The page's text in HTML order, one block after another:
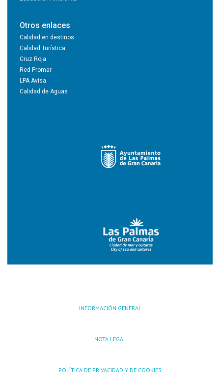
Otros enlaces
Calidad en destinos
Calidad Turística
Cruz Roja
Red Promar
LPA Avisa
Calidad de Aguas
INFORMACIÓN GENERAL
NOTA LEGAL
POLÍTICA DE PRIVACIDAD Y DE COOKIES